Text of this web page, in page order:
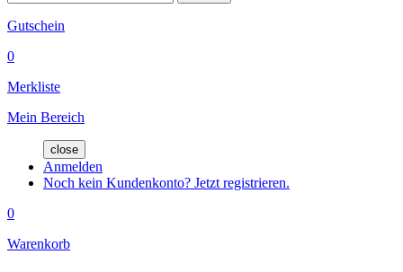
Gutschein
0
Merkliste
Mein Bereich
close
Anmelden
Noch kein Kundenkonto? Jetzt registrieren.
0
Warenkorb